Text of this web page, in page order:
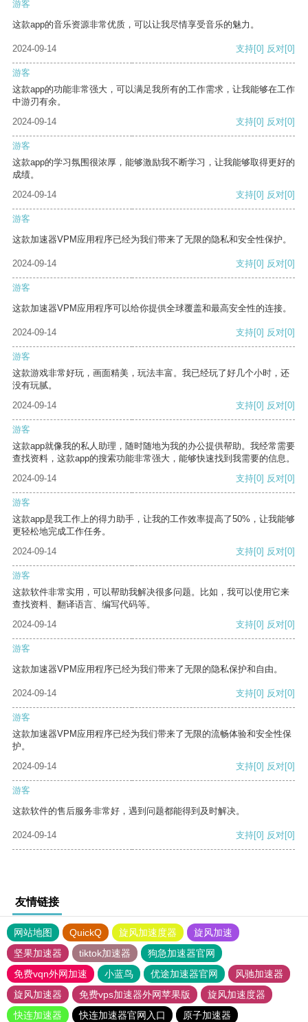
游客
这款app的音乐资源非常优质，可以让我尽情享受音乐的魅力。
2024-09-14 支持[0] 反对[0]
游客
这款app的功能非常强大，可以满足我所有的工作需求，让我能够在工作
中游刃有余。
2024-09-14
支持[0] 反对[0]
游客
这款app的学习氛围很浓厚，能够激励我不断学习，让我能够取得更好的
成绩。
2024-09-14
支持[0] 反对[0]
游客
这款加速器VPM应用程序已经为我们带来了无限的隐私和安全性保护。
2024-09-14 支持[0] 反对[0]
游客
这款加速器VPM应用程序可以给你提供全球覆盖和最高安全性的连接。
2024-09-14 支持[0] 反对[0]
游客
这款游戏非常好玩，画面精美，玩法丰富。我已经玩了好几个小时，还
没有玩腻。
2024-09-14
支持[0] 反对[0]
游客
这款app就像我的私人助理，随时随地为我的办公提供帮助。我经常需要
查找资料，这款app的搜索功能非常强大，能够快速找到我需要的信息。
2024-09-14
支持[0] 反对[0]
游客
这款app是我工作上的得力助手，让我的工作效率提高了50%，让我能够
更轻松地完成工作任务。
2024-09-14
支持[0] 反对[0]
游客
这款软件非常实用，可以帮助我解决很多问题。比如，我可以使用它来
查找资料、翻译语言、编写代码等。
2024-09-14
支持[0] 反对[0]
游客
这款加速器VPM应用程序已经为我们带来了无限的隐私保护和自由。
2024-09-14 支持[0] 反对[0]
游客
这款加速器VPM应用程序已经为我们带来了无限的流畅体验和安全性保
护。
2024-09-14
支持[0] 反对[0]
游客
这款软件的售后服务非常好，遇到问题都能得到及时解决。
2024-09-14 支持[0] 反对[0]
友情链接
网站地图 QuickQ 旋风加速度器
旋风加速
坚果加速器
tiktok加速器
狗急加速器官网
免费vqn外网加速
小蓝鸟 优途加速器官网
风驰加速器
旋风加速器
免费vps加速器外网苹果版
旋风加速度器
快连加速器
快连加速器官网入口 原子加速器